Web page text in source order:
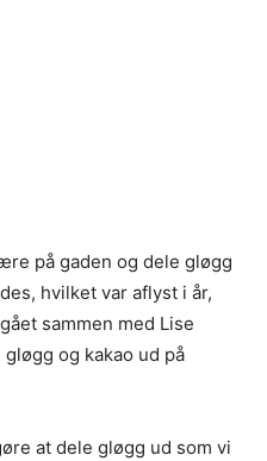
på gaden og dele gløgg
hvilket var aflyst i år,
sammen med Lise
og kakao ud på
at dele gløgg ud som vi